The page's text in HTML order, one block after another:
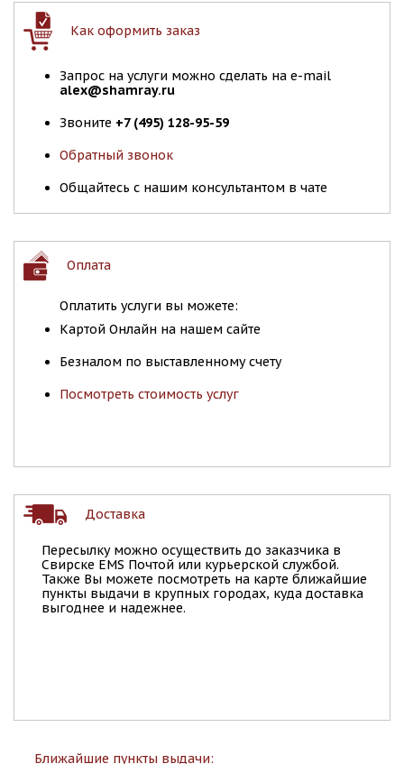
Как оформить заказ
Запрос на услуги можно сделать на e-mail
alex@shamray.ru
Звоните +7 (495) 128-95-59
Обратный звонок
Общайтесь с нашим консультантом в чате
Оплата
Оплатить услуги вы можете:
Картой Онлайн на нашем сайте
Безналом по выставленному счету
Посмотреть стоимость услуг
Доставка
Пересылку можно осуществить до заказчика в
Свирске EMS Почтой или курьерской службой.
Также Вы можете посмотреть на карте ближайшие
пункты выдачи в крупных городах, куда доставка
выгоднее и надежнее.
Ближайшие пункты выдачи: